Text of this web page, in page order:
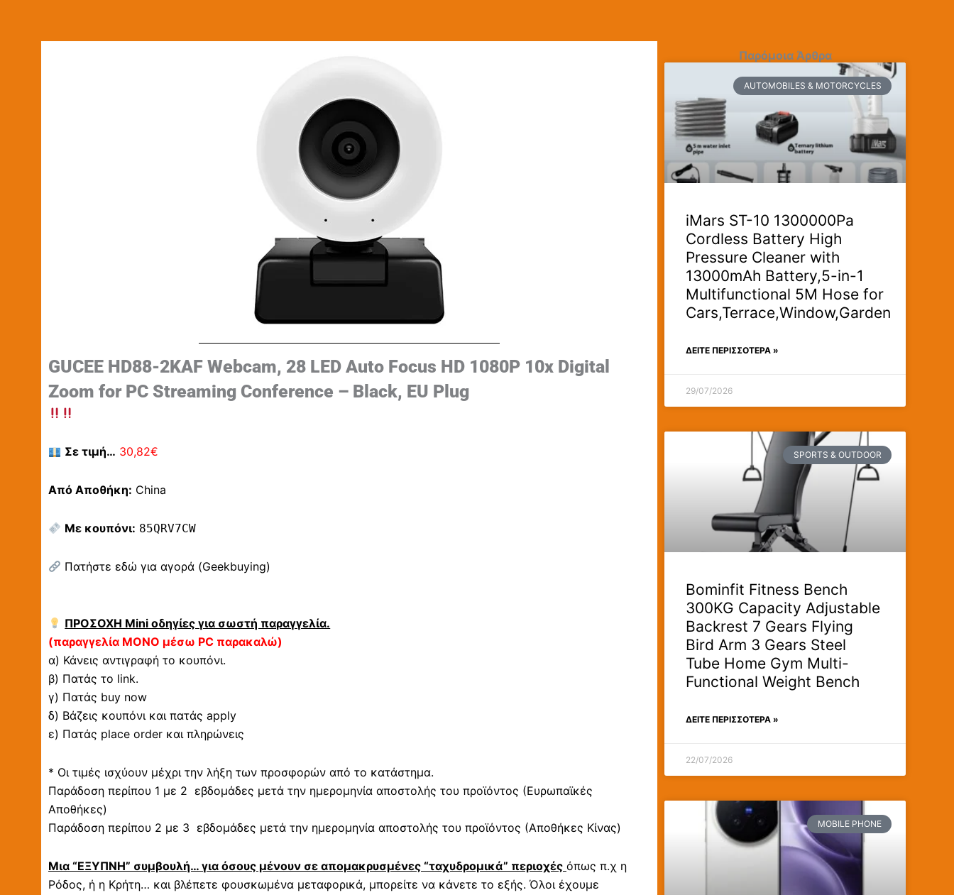
GUCEE HD88-2KAF Webcam, 28 LED Auto Focus HD 1080P 10x Digital
Zoom for PC Streaming Conference – Black, EU Plug
Σε τιμή… 30,82€
Από Αποθήκη: China
Με κουπόνι: 85QRV7CW
Πατήστε εδώ για αγορά (Geekbuying)
ΠΡΟΣΟΧΗ Mini οδηγίες για σωστή παραγγελία.
(παραγγελία ΜΟΝΟ μέσω PC παρακαλώ)
α) Κάνεις αντιγραφή το κουπόνι.
β) Πατάς το link.
γ) Πατάς buy now
δ) Βάζεις κουπόνι και πατάς apply
ε) Πατάς place order και πληρώνεις
* Οι τιμές ισχύουν μέχρι την λήξη των προσφορών από το κατάστημα.
Παράδοση περίπου 1 με 2 εβδομάδες μετά την ημερομηνία αποστολής του προϊόντος (Ευρωπαϊκές
Αποθήκες)
Παράδοση περίπου 2 με 3 εβδομάδες μετά την ημερομηνία αποστολής του προϊόντος (Αποθήκες Κίνας)
Μια “ΕΞΥΠΝΗ” συμβουλή… για όσους μένουν σε απομακρυσμένες “ταχυδρομικά” περιοχές όπως π.χ η
Ρόδος, ή η Κρήτη… και βλέπετε φουσκωμένα μεταφορικά, μπορείτε να κάνετε το εξής. Όλοι έχουμε
Παρόμοια Άρθρα
AUTOMOBILES & MOTORCYCLES
iMars ST-10 1300000Pa
Cordless Battery High
Pressure Cleaner with
13000mAh Battery,5-in-1
Multifunctional 5M Hose for
Cars,Terrace,Window,Garden
ΔΕΊΤΕ ΠΕΡΙΣΣΟΤΕΡΑ »
29/07/2026
SPORTS & OUTDOOR
Bominfit Fitness Bench
300KG Capacity Adjustable
Backrest 7 Gears Flying
Bird Arm 3 Gears Steel
Tube Home Gym Multi-
Functional Weight Bench
ΔΕΊΤΕ ΠΕΡΙΣΣΟΤΕΡΑ »
22/07/2026
MOBILE PHONE